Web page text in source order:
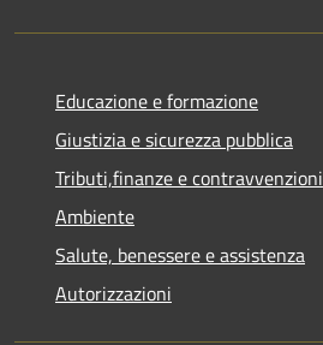
Educazione e formazione
Giustizia e sicurezza pubblica
Tributi,finanze e contravvenzioni
Ambiente
Salute, benessere e assistenza
Autorizzazioni